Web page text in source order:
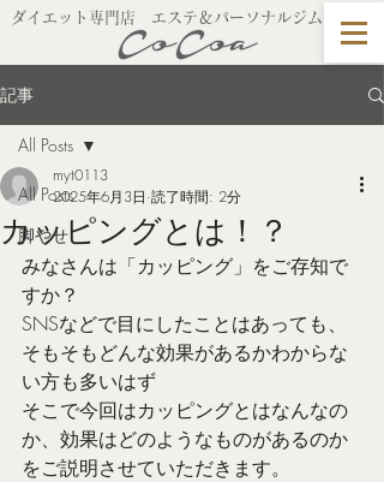
​ダイエット専門店 エステ＆パーソナルジム
記事
All Posts
脚やせ
All Posts
カッピングとは！？
myt0113
2025年6月3日 読了時間: 2分
みなさんは「カッピング」をご存知で
すか？
SNSなどで目にしたことはあっても、
そもそもどんな効果があるかわからな
い方も多いはず
そこで今回はカッピングとはなんなの
か、効果はどのようなものがあるのか
をご説明させていただきます。